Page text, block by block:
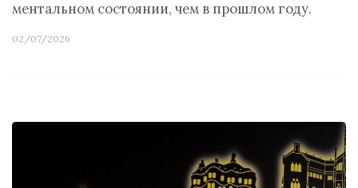
ментальном состоянии, чем в прошлом году.
02/07/2026